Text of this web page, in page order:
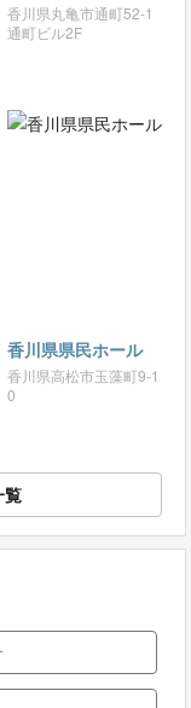
香川県丸亀市通町52-1
通町ビル2F
香川県県民ホール
香川県高松市玉藻町9-1
0
覧